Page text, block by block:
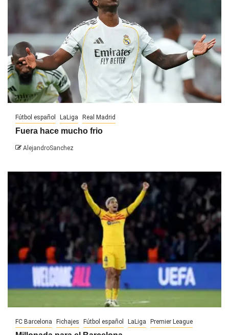
Fútbol español LaLiga Real Madrid
Fuera hace mucho frio
AlejandroSanchez
FC Barcelona Fichajes Fútbol español LaLiga Premier League